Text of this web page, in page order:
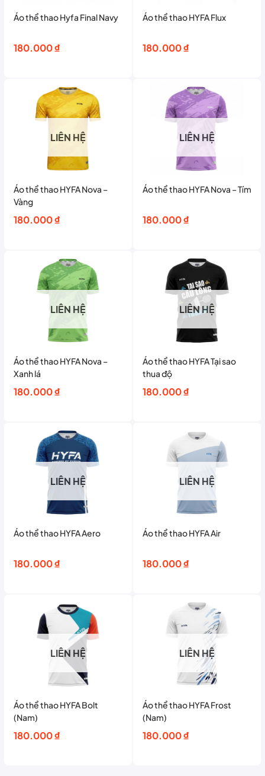
Áo thể thao Hyfa Final Navy
180.000₫
Áo thể thao HYFA Flux
180.000₫
LIÊN HỆ
Áo thể thao HYFA Nova –
Vàng
180.000₫
LIÊN HỆ
Áo thể thao HYFA Nova – Tím
180.000₫
LIÊN HỆ
Áo thể thao HYFA Nova –
Xanh lá
180.000₫
LIÊN HỆ
Áo thể thao HYFA Tại sao
thua độ
180.000₫
LIÊN HỆ
Áo thể thao HYFA Aero
180.000₫
LIÊN HỆ
Áo thể thao HYFA Air
180.000₫
LIÊN HỆ
Áo thể thao HYFA Bolt
(Nam)
180.000₫
LIÊN HỆ
Áo thể thao HYFA Frost
(Nam)
180.000₫